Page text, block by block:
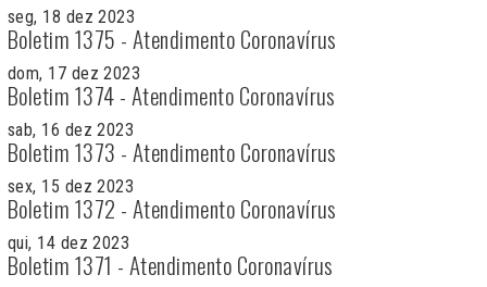
seg, 18 dez 2023
Boletim 1375 - Atendimento Coronavírus
dom, 17 dez 2023
Boletim 1374 - Atendimento Coronavírus
sab, 16 dez 2023
Boletim 1373 - Atendimento Coronavírus
sex, 15 dez 2023
Boletim 1372 - Atendimento Coronavírus
qui, 14 dez 2023
Boletim 1371 - Atendimento Coronavírus